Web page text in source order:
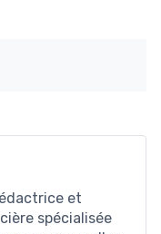
et
spécialisée